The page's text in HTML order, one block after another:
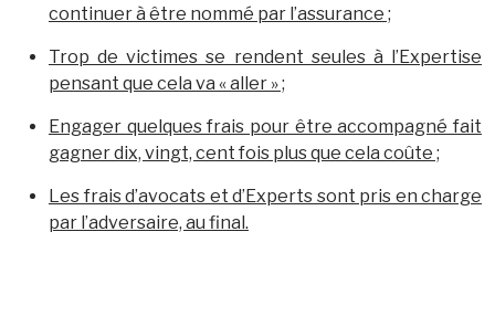
continuer à être nommé par l’assurance ;
Trop de victimes se rendent seules à l’Expertise
pensant que cela va « aller » ;
Engager quelques frais pour être accompagné fait
gagner dix, vingt, cent fois plus que cela coûte ;
Les frais d’avocats et d’Experts sont pris en charge
par l’adversaire, au final.